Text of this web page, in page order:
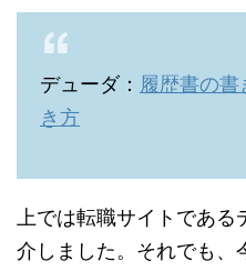
デューダ： 履歴書の書
き方
上では転職サイトであ
介しました。それでも、